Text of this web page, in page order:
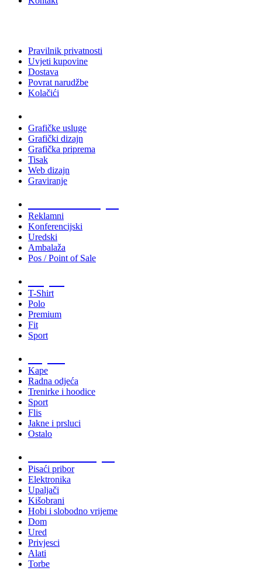
Pravilnik privatnosti
Uvjeti kupovine
Dostava
Povrat narudžbe
Kolačići
Grafičke usluge
Grafički dizajn
Grafička priprema
Tisak
Web dizajn
Graviranje
Reklamni
Konferencijski
Uredski
Ambalaža
Pos / Point of Sale
T-Shirt
Polo
Premium
Fit
Sport
Kape
Radna odjeća
Trenirke i hoodice
Sport
Flis
Jakne i prsluci
Ostalo
Pisaći pribor
Elektronika
Upaljači
Kišobrani
Hobi i slobodno vrijeme
Dom
Ured
Privjesci
Alati
Torbe